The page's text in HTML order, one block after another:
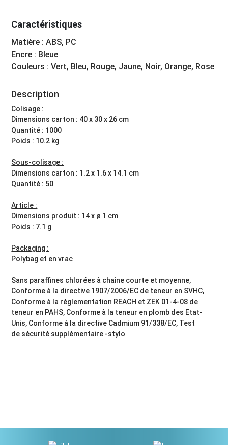
Caractéristiques
Matière : ABS, PC
Encre : Bleue
Couleurs : Vert, Bleu, Rouge, Jaune, Noir, Orange, Rose
Description
Colisage :
Dimensions carton : 40 x 30 x 26 cm
Quantité : 1000
Poids : 10.2 kg
Sous-colisage :
Dimensions carton : 1.2 x 1.6 x 14.1 cm
Quantité : 50
Article :
Dimensions produit : 14 x ø 1 cm
Poids : 7.1 g
Packaging :
Polybag et en vrac
Sans paraffines chlorées à chaine courte et moyenne,
Conforme à la directive 1907/2006/EC de teneur en SVHC,
Conforme à la réglementation REACH et ZEK 01-4-08 de
teneur en PAHS, Conforme à la teneur en plomb des Etat-
Unis, Conforme à la directive Cadmium 91/338/EC, Test
de sécurité supplémentaire -stylo